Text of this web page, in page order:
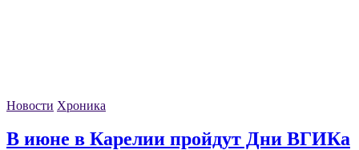
Новости Хроника
В июне в Карелии пройдут Дни ВГИКа